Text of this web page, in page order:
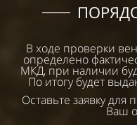
В ходе проверки
определено
МКД, при наличии
По итогу будет
Оставьте заявку для
Ваш